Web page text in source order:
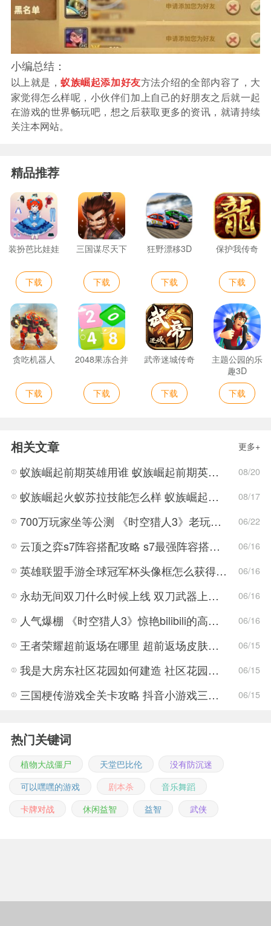
小编总结：
以上就是，蚁族崛起添加好友方法介绍的全部内容了，大
家觉得怎么样呢，小伙伴们加上自己的好朋友之后就一起
在游戏的世界畅玩吧，想之后获取更多的资讯，就请持续
关注本网站。
精品推荐
装扮芭比娃娃
下载
三国谋尽天下
下载
狂野漂移3D
下载
保护我传奇
下载
贪吃机器人
下载
2048果冻合并
下载
武帝迷城传奇
下载
主题公园的乐
趣3D
下载
相关文章 更多+
蚁族崛起前期英雄用谁 蚁族崛起前期英雄选择推荐 08/20
蚁族崛起火蚁苏拉技能怎么样 蚁族崛起火蚁苏拉技能介绍 08/17
700万玩家坐等公测 《时空猎人3》老玩家加速回归! 06/22
云顶之弈s7阵容搭配攻略 s7最强阵容搭配组成大全最新 06/16
英雄联盟手游全球冠军杯头像框怎么获得 LOL手游2022全球冠军杯头像框领取活动 06/16
永劫无间双刀什么时候上线 双刀武器上线时间说明与分享 06/16
人气爆棚 《时空猎人3》惊艳bilibili的高能游戏展发布会 06/16
王者荣耀超前返场在哪里 超前返场皮肤介绍与活动一览 06/15
我是大房东社区花园如何建造 社区花园建造有什么条件 06/15
三国梗传游戏全关卡攻略 抖音小游戏三国梗传全结局一览 06/15
热门关键词
植物大战僵尸 天堂巴比伦
没有防沉迷
可以嘿嘿的游戏
剧本杀
音乐舞蹈
卡牌对战
休闲益智 益智 武侠